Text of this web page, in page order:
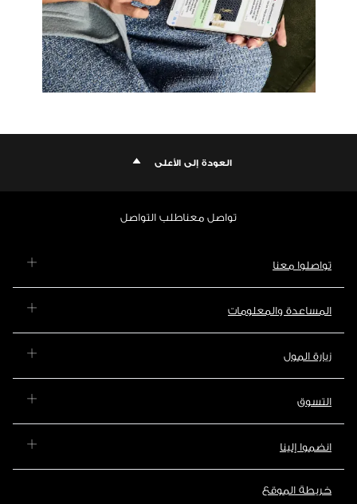
العودة إلى الأعلى
تواصل معناطلب التواصل
تواصلوا معنا
المساعدة والمعلومات
زيارة المول
التسوق
انضموا إلينا
خريطة الموقع